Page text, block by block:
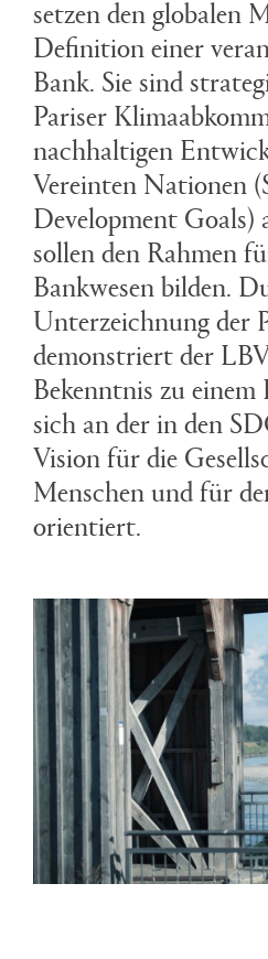
setzen den globalen
Definition einer
Bank. Sie sind
Pariser
nachhaltigen
Vereinten Nationen
Development Goals)
sollen den Rahmen
Bankwesen bilden.
Unterzeichnung der
demonstriert der
Bekenntnis zu einem
sich an der in den
Vision für die
Menschen und für
orientiert.